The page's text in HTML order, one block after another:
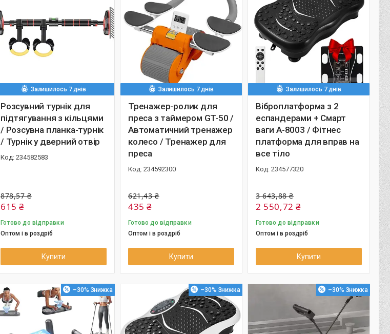
Залишилось 7 днів
Розсувний турнік для
підтягування з кільцями
/ Розсувна планка-турнік
/ Турнік у дверний отвір
234582583
878,57 ₴
615 ₴
Готово до відправки
Оптом і в роздріб
Купити
Залишилось 7 днів
Тренажер-ролик для
преса з таймером GT-50 /
Автоматичний тренажер
колесо / Тренажер для
преса
234592300
621,43 ₴
435 ₴
Готово до відправки
Оптом і в роздріб
Купити
Залишилось 7 днів
Віброплатформа з 2
еспандерами + Смарт
ваги A-8003 / Фітнес
платформа для вправ на
все тіло
234577320
3 643,88 ₴
2 550,72 ₴
Готово до відправки
Оптом і в роздріб
Купити
–30% –30% –30%